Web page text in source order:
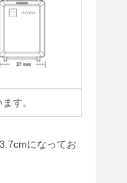
す。
になってお